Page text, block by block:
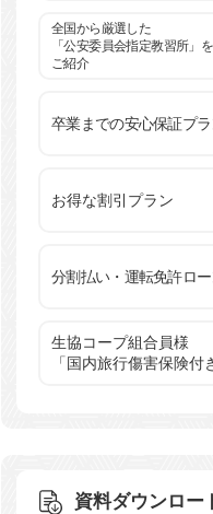
全国から厳選した
「公安委員会指定教習所」を
ご紹介
卒業までの安心保証プ
お得な割引プラン
分割払い・運転免許ロ
生協コープ組合員様
「国内旅行傷害保険付
資料ダウンロー